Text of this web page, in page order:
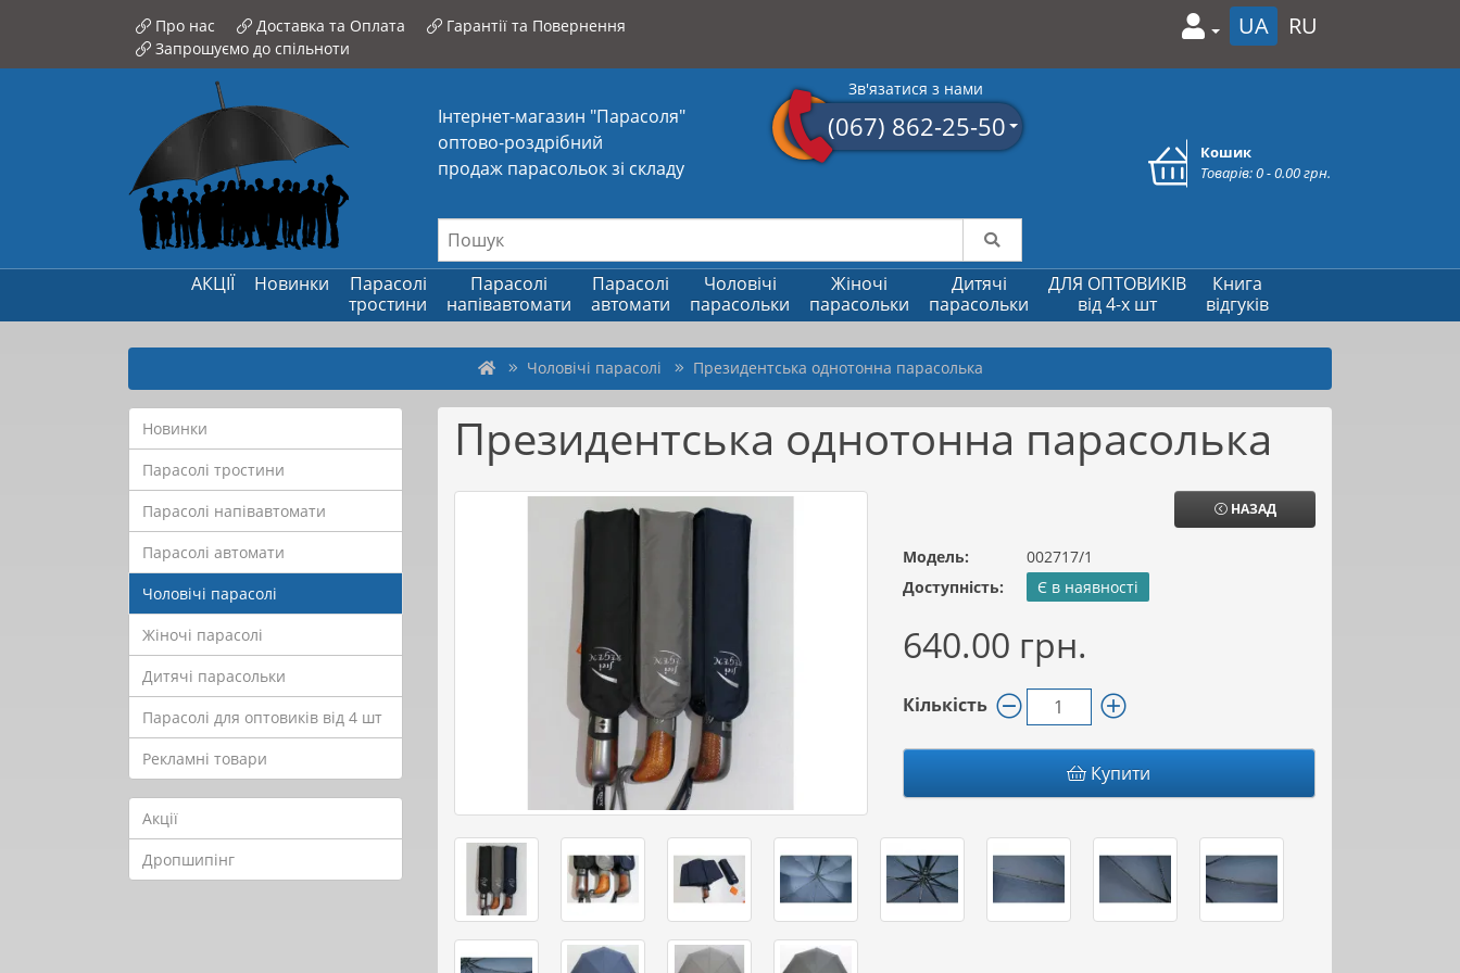
Про нас Доставка та Оплата
Гарантії та Повернення
Запрошуємо до спільноти
UA RU
Інтернет-магазин "Парасоля"
оптово-роздрібний
продаж парасольок зі складу
Зв'язатися з нами
(067) 862-25-50
Кошик
Товарів: 0 - 0.00 грн.
АКЦІЇ Новинки
Парасолі
тростини
Парасолі
напівавтомати
Парасолі
автомати
Чоловічі
парасольки
Жіночі
парасольки
Дитячі
парасольки
ДЛЯ ОПТОВИКІВ
від 4-х шт
Книга
відгуків
Чоловічі парасолі Президентська однотонна парасолька
Новинки
Парасолі тростини
Парасолі напівавтомати
Парасолі автомати
Чоловічі парасолі
Жіночі парасолі
Дитячі парасольки
Парасолі для оптовиків від 4 шт
Рекламні товари
Акції
Дропшипінг
Президентська однотонна парасолька
НАЗАД
Модель:
002717/1
Доступність:
Є в наявності
640.00 грн.
Кількість
Купити